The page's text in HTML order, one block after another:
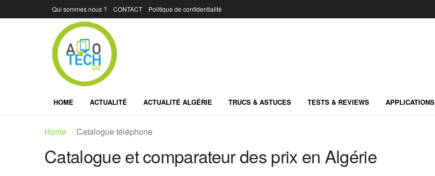
Qui sommes nous ? CONTACT Politique de confidentialité
HOME ACTUALITÉ ACTUALITÉ ALGÉRIE TRUCS & ASTUCES TESTS & REVIEWS APPLICATIONS
Home Catalogue téléphone
Catalogue et comparateur des prix en Algérie